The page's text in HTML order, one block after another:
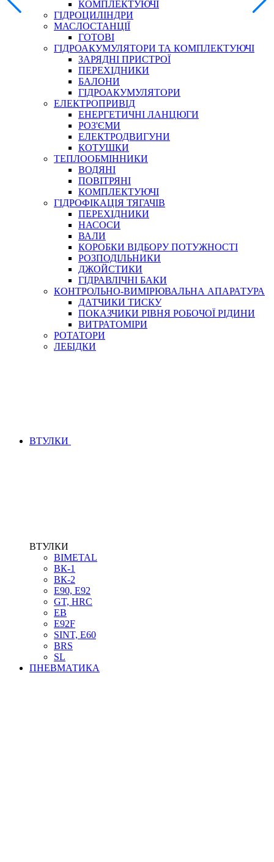
СПЕЦІАЛЬНІ
ГЕРМЕТИКИ
КЛЕЇ, ЦЕМЕНТИ, ЕПОКСИДКИ
РЕМОНТ ГІДРОЦИЛІНДРІВ
БОРЕКС, ЕО
КОМПЛЕКТУЮЧІ
ГІДРОЦИЛІНДРИ
МАСЛОСТАНЦІЇ
ГОТОВІ
ГІДРОАКУМУЛЯТОРИ ТА КОМПЛЕКТУЮЧІ
ЗАРЯДНІ ПРИСТРОЇ
ПЕРЕХІДНИКИ
БАЛОНИ
ГІДРОАКУМУЛЯТОРИ
ЕЛЕКТРОПРИВІД
ЕНЕРГЕТИЧНІ ЛАНЦЮГИ
РОЗ'ЄМИ
ЕЛЕКТРОДВИГУНИ
КОТУШКИ
ТЕПЛООБМІННИКИ
ВОДЯНІ
ПОВІТРЯНІ
КОМПЛЕКТУЮЧІ
ГІДРОФІКАЦІЯ ТЯГАЧІВ
ПЕРЕХІДНИКИ
НАСОСИ
ВАЛИ
КОРОБКИ ВІДБОРУ ПОТУЖНОСТІ
РОЗПОДІЛЬНИКИ
ДЖОЙСТИКИ
ГІДРАВЛІЧНІ БАКИ
КОНТРОЛЬНО-ВИМІРЮВАЛЬНА АПАРАТУРА
ДАТЧИКИ ТИСКУ
ПОКАЗЧИКИ РІВНЯ РОБОЧОЇ РІДИНИ
ВИТРАТОМІРИ
РОТАТОРИ
ЛЕБІДКИ
ВТУЛКИ
ВТУЛКИ
BIMETAL
ВК-1
ВК-2
Е90, E92
GT, HRC
EB
Е92F
SINT, E60
BRS
SL
ПНЕВМАТИКА